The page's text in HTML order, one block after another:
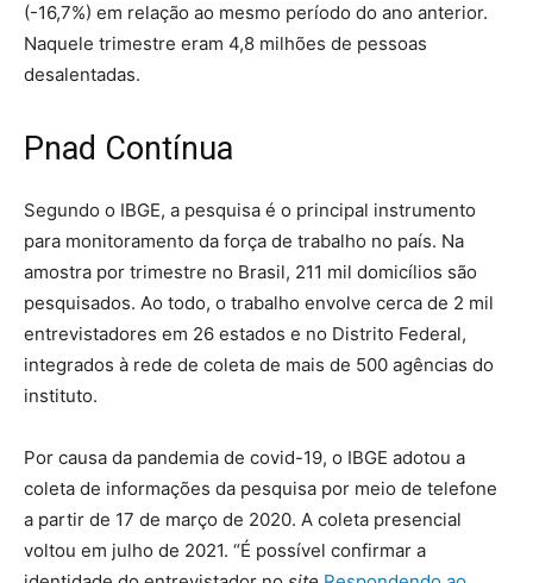
(-16,7%) em relação ao mesmo período do ano anterior.
Naquele trimestre eram 4,8 milhões de pessoas
desalentadas.
Pnad Contínua
Segundo o IBGE, a pesquisa é o principal instrumento
para monitoramento da força de trabalho no país. Na
amostra por trimestre no Brasil, 211 mil domicílios são
pesquisados. Ao todo, o trabalho envolve cerca de 2 mil
entrevistadores em 26 estados e no Distrito Federal,
integrados à rede de coleta de mais de 500 agências do
instituto.
Por causa da pandemia de covid-19, o IBGE adotou a
coleta de informações da pesquisa por meio de telefone
a partir de 17 de março de 2020. A coleta presencial
voltou em julho de 2021. “É possível confirmar a